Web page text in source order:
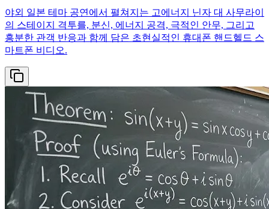
야외 일본 테마 공연에서 펼쳐지는 고에너지 닌자 대 사무라이
의 스테이지 격투를, 분신, 에너지 공격, 극적인 안무, 그리고
흥분한 관객 반응과 함께 담은 초현실적인 휴대폰 핸드헬드 스
마트폰 비디오.